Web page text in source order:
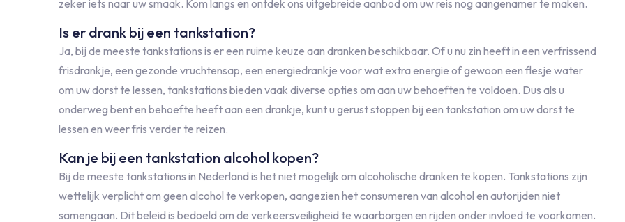
zeker iets naar uw smaak. Kom langs en ontdek ons uitgebreide aanbod om uw reis nog aangenamer te maken.
Is er drank bij een tankstation?
Ja, bij de meeste tankstations is er een ruime keuze aan dranken beschikbaar. Of u nu zin heeft in een verfrissend
frisdrankje, een gezonde vruchtensap, een energiedrankje voor wat extra energie of gewoon een flesje water
om uw dorst te lessen, tankstations bieden vaak diverse opties om aan uw behoeften te voldoen. Dus als u
onderweg bent en behoefte heeft aan een drankje, kunt u gerust stoppen bij een tankstation om uw dorst te
lessen en weer fris verder te reizen.
Kan je bij een tankstation alcohol kopen?
Bij de meeste tankstations in Nederland is het niet mogelijk om alcoholische dranken te kopen. Tankstations zijn
wettelijk verplicht om geen alcohol te verkopen, aangezien het consumeren van alcohol en autorijden niet
samengaan. Dit beleid is bedoeld om de verkeersveiligheid te waarborgen en rijden onder invloed te voorkomen.